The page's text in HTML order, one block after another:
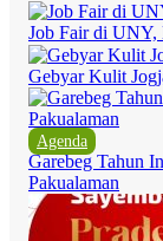
Job Fair di UNY,
Gebyar Kulit
Agenda
Garebeg Tahun
Pakualaman